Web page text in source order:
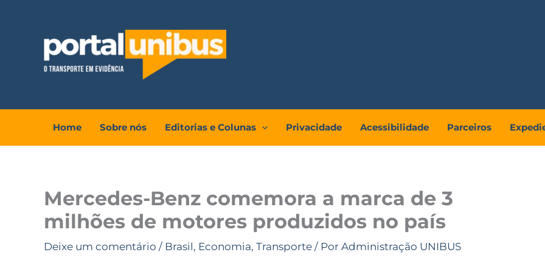
conteúdo
Home Sobre nós Editorias e Colunas Privacidade Acessibilidade Parceiros
Mercedes-Benz comemora a marca de 3
milhões de motores produzidos no país
Deixe um comentário / Brasil, Economia, Transporte / Por Administração UNIBUS